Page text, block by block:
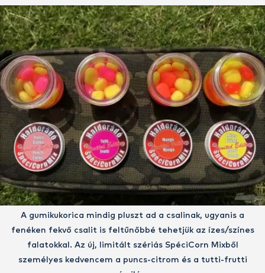
A gumikukorica mindig pluszt ad a csalinak, ugyanis a
fenéken fekvő csalit is feltűnőbbé tehetjük az ízes/színes
falatokkal. Az új, limitált szériás SpéciCorn Mixből
személyes kedvencem a puncs-citrom és a tutti-frutti